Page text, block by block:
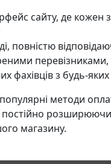
сайту, де
повністю
фахівців з будь-
методи
постійно
магазину.